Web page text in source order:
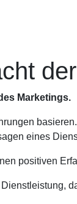
Marketings.
eines
positiven